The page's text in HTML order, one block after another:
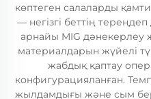
көптеген салаларды
— негізгі беттің
арнайы MIG дәнекерлеу
материалдарын жүйелі
жабдық қаптау
конфигурацияланған.
жылдамдығы және сым